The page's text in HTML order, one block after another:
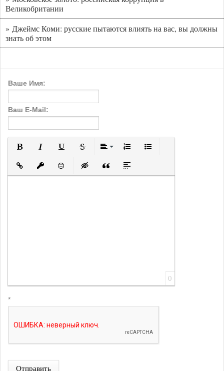
Великобритании
» Джеймс Коми: русские пытаются влиять на вас, вы должны
знать об этом
Ваше Имя:
Ваш E-Mail:
Вставить ссылку
Вставить защищенную ссылку
Вставить смайлик
Вставка скрытого текста
Вставка цитаты
Вставка спойлера
0
*
Отправить